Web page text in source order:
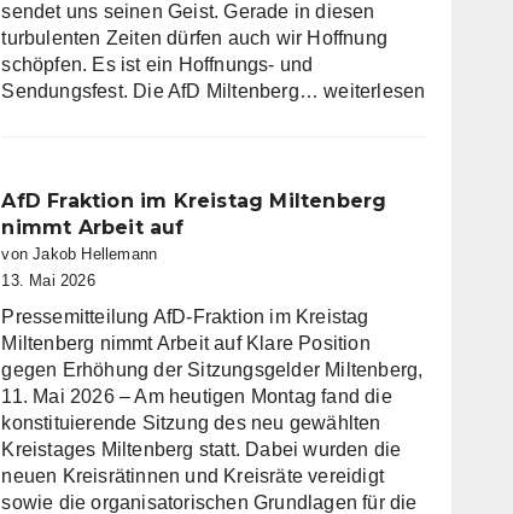
sendet uns seinen Geist. Gerade in diesen
turbulenten Zeiten dürfen auch wir Hoffnung
schöpfen. Es ist ein Hoffnungs- und
Sendungsfest. Die AfD Miltenberg…Die
eine
weiterlesen
AfD Fraktion im Kreistag Miltenberg
nimmt Arbeit auf
von Jakob Hellemann
13. Mai 2026
Pressemitteilung AfD-Fraktion im Kreistag
Miltenberg nimmt Arbeit auf Klare Position
gegen Erhöhung der Sitzungsgelder Miltenberg,
11. Mai 2026 – Am heutigen Montag fand die
konstituierende Sitzung des neu gewählten
Kreistages Miltenberg statt. Dabei wurden die
neuen Kreisrätinnen und Kreisräte vereidigt
sowie die organisatorischen Grundlagen für die